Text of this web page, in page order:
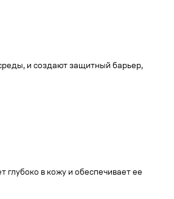
и создают защитный барьер,
в кожу и обеспечивает ее